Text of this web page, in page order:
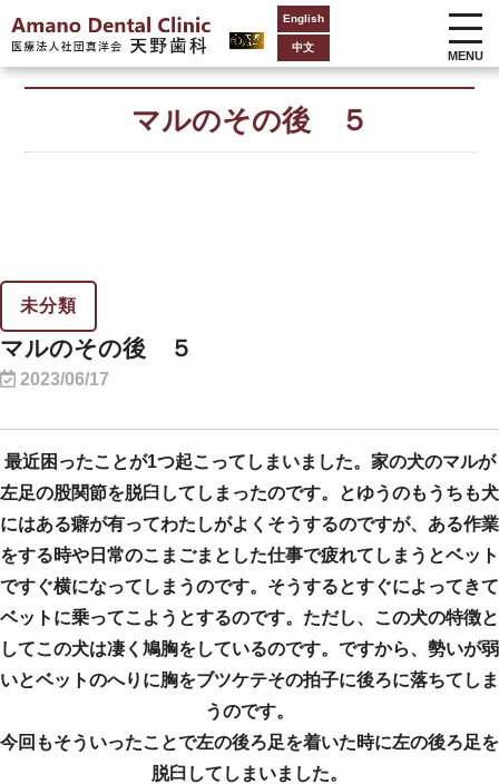
English
中文
MENU
マルのその後 ５
未分類
マルのその後 ５
2023/06/17
最近困ったことが1つ起こってしまいました。家の犬のマルが
左足の股関節を脱臼してしまったのです。とゆうのもうちも犬
にはある癖が有ってわたしがよくそうするのですが、ある作業
をする時や日常のこまごまとした仕事で疲れてしまうとベット
ですぐ横になってしまうのです。そうするとすぐによってきて
ベットに乗ってこようとするのです。ただし、この犬の特徴と
してこの犬は凄く鳩胸をしているのです。ですから、勢いが弱
いとベットのへりに胸をブツケテその拍子に後ろに落ちてしま
うのです。
今回もそういったことで左の後ろ足を着いた時に左の後ろ足を
脱臼してしまいました。